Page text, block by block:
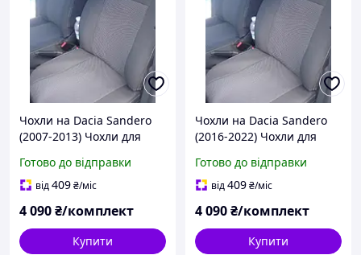
Чохли на Dacia Sandero
(2007-2013) Чохли для
Готово до відправки
від409₴/міс
4 090₴/комплект
Купити
Чохли на Dacia Sandero
(2016-2022) Чохли для
Готово до відправки
від409₴/міс
4 090₴/комплект
Купити